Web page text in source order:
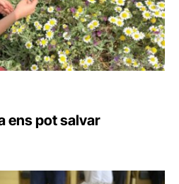
ens pot salvar